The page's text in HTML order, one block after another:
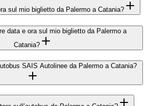
sul mio biglietto da Palermo a Catania?
data e ora sul mio biglietto da Palermo a
Catania?
SAIS Autolinee da Palermo a Catania?